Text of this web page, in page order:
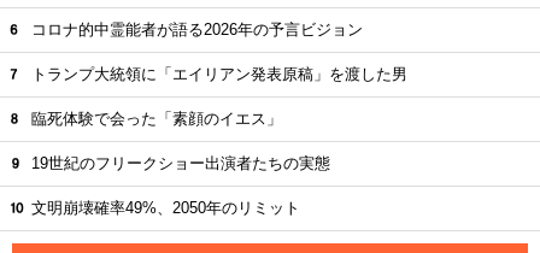
コロナ的中霊能者が語る2026年の予言ビジョン
トランプ大統領に「エイリアン発表原稿」を渡した男
臨死体験で会った「素顔のイエス」
19世紀のフリークショー出演者たちの実態
文明崩壊確率49%、2050年のリミット